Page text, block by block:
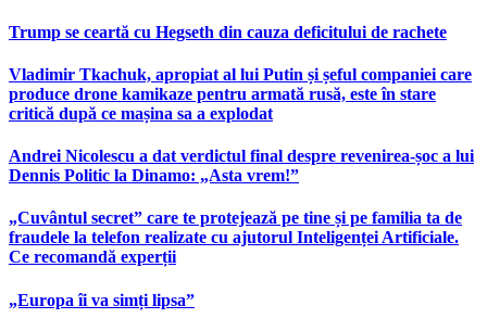
Trump se ceartă cu Hegseth din cauza deficitului de rachete
Vladimir Tkachuk, apropiat al lui Putin și șeful companiei care
produce drone kamikaze pentru armată rusă, este în stare
critică după ce mașina sa a explodat
Andrei Nicolescu a dat verdictul final despre revenirea-șoc a lui
Dennis Politic la Dinamo: „Asta vrem!”
„Cuvântul secret” care te protejează pe tine și pe familia ta de
fraudele la telefon realizate cu ajutorul Inteligenței Artificiale.
Ce recomandă experții
„Europa îi va simți lipsa”